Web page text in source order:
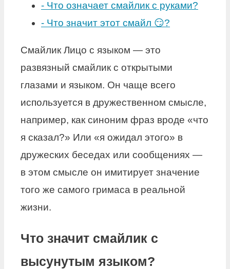
- Что означает смайлик с руками?
- Что значит этот смайл 😏?
Смайлик Лицо с языком — это
развязный смайлик с открытыми
глазами и языком. Он чаще всего
используется в дружественном смысле,
например, как синоним фраз вроде «что
я сказал?» Или «я ожидал этого» в
дружеских беседах или сообщениях —
в этом смысле он имитирует значение
того же самого гримаса в реальной
жизни.
Что значит смайлик с
высунутым языком?